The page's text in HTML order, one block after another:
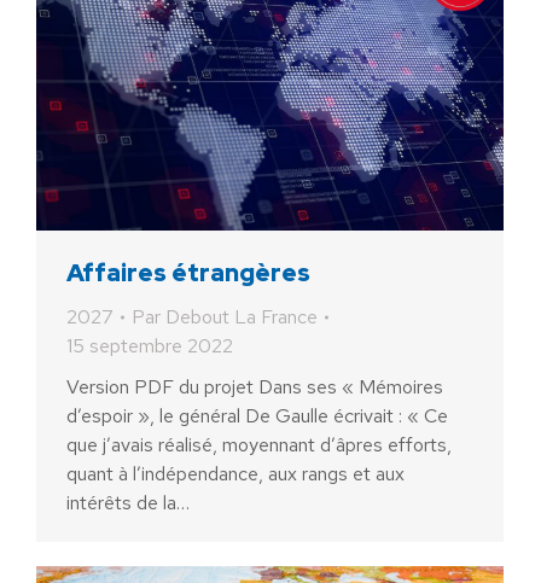
Affaires étrangères
2027 Par Debout La France
15 septembre 2022
Version PDF du projet Dans ses « Mémoires
d’espoir », le général De Gaulle écrivait : « Ce
que j’avais réalisé, moyennant d’âpres efforts,
quant à l’indépendance, aux rangs et aux
intérêts de la…